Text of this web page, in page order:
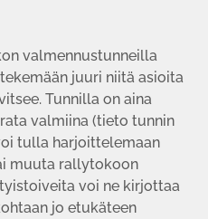
valmennustunneilla
juuri niitä asioita
Tunnilla on aina
valmiina (tieto tunnin
tulla harjoittelemaan
muuta rallytokoon
voi ne kirjottaa
jo etukäteen